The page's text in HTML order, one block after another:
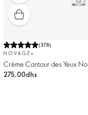
(378)
NOVAGE+
Crème Contour des Yeux
275,00dhs